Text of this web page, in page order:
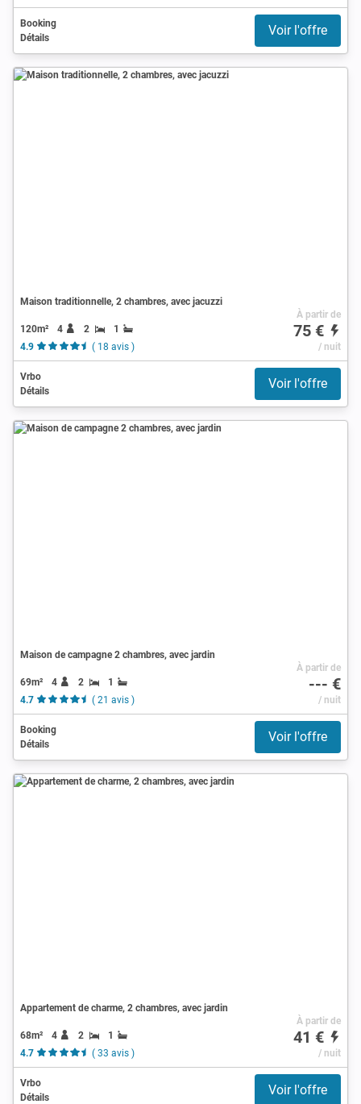
Booking
Détails
Voir l'offre
Maison traditionnelle, 2 chambres, avec jacuzzi
120m² 4 2
1
4.9
( 18 avis )
À partir de
75 €
/ nuit
Vrbo
Détails
Voir l'offre
Maison de campagne 2 chambres, avec jardin
69m² 4 2
1
4.7
( 21 avis )
À partir de
--- €
/ nuit
Booking
Détails
Voir l'offre
Appartement de charme, 2 chambres, avec jardin
68m² 4 2
1
4.7
( 33 avis )
À partir de
41 €
/ nuit
Vrbo
Détails
Voir l'offre